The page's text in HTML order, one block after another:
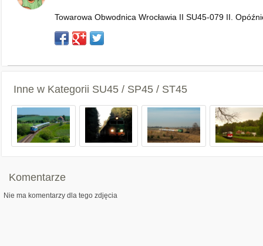
Towarowa Obwodnica Wrocławia II SU45-079 II.
Inne w Kategorii SU45 / SP45 / ST45
Komentarze
Nie ma komentarzy dla tego zdjęcia